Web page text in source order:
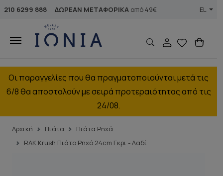
210 6299 888 ΔΩΡΕΑΝ ΜΕΤΑΦΟΡΙΚΑ από 49€ EL
Οι παραγγελίες που θα πραγματοποιούνται μετά τις
6/8 θα αποσταλούν με σειρά προτεραιότητας από τις
24/08.
Αρχική Πιάτα
Πιάτα Ρηχά
RAK Krush Πιάτο Ρηχό 24cm Γκρι - Λαδί